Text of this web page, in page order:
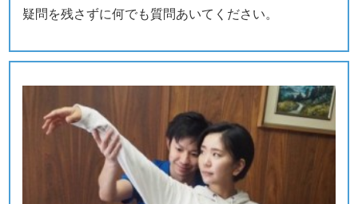
疑問を残さずに何でも質問あいてください。